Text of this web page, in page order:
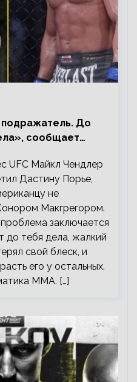
подражатель. До
сообщает
UFC Майкл Чендлер
Дастину Порье,
не
Макгрегором.
заключается
до тебя дела, жалкий
свой блеск, и
его у остальных.
ММА. […]